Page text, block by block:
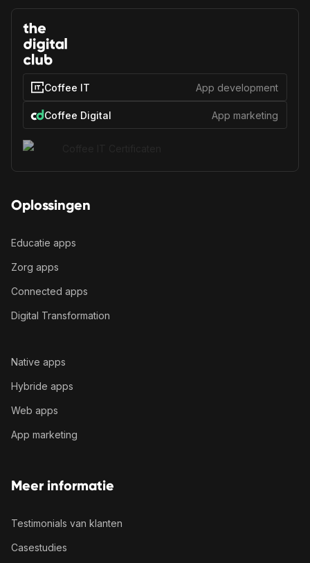
Oplossingen
Educatie apps
Zorg apps
Connected apps
Digital Transformation
Native apps
Hybride apps
Web apps
App marketing
Meer informatie
Testimonials van klanten
Casestudies
Coffee IT App development
Coffee Digital App marketing